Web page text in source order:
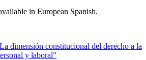
in European Spanish.
dimensión constitucional del derecho a la
y laboral”